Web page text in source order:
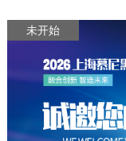
未开始